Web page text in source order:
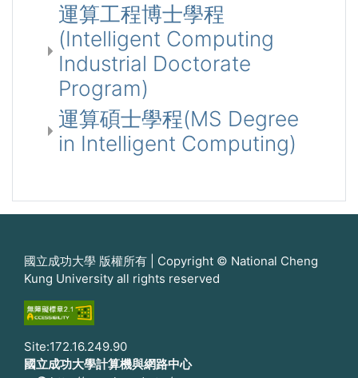
運算工程博士學程
(Intelligent Computing
Industrial Doctorate
Program)
運算碩士學程(MS Degree
in Intelligent Computing)
國立成功大學 版權所有 | Copyright © National Cheng
Kung University all rights reserved
Site:172.16.249.90
國立成功大學計算機與網路中心